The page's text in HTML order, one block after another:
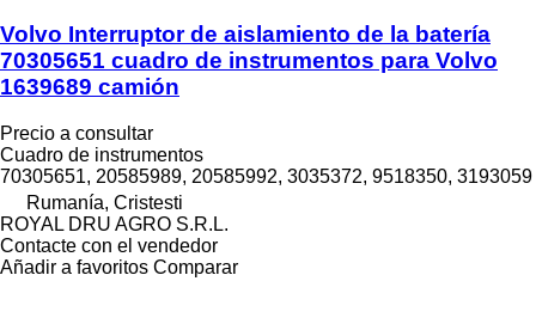
Volvo Interruptor de aislamiento de la batería
70305651 cuadro de instrumentos para Volvo
1639689 camión
Precio a consultar
Cuadro de instrumentos
70305651, 20585989, 20585992, 3035372, 9518350, 3193059
Rumanía, Cristesti
ROYAL DRU AGRO S.R.L.
Contacte con el vendedor
Añadir a favoritos Comparar